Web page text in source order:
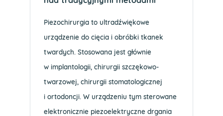
Piezochirurgia to ultradźwiękowe
urządzenie do cięcia i obróbki tkanek
twardych. Stosowana jest głównie
w implantologii, chirurgii szczękowo-
twarzowej, chirurgii stomatologicznej
i ortodoncji. W urządzeniu tym sterowane
elektronicznie piezoelektryczne drgania